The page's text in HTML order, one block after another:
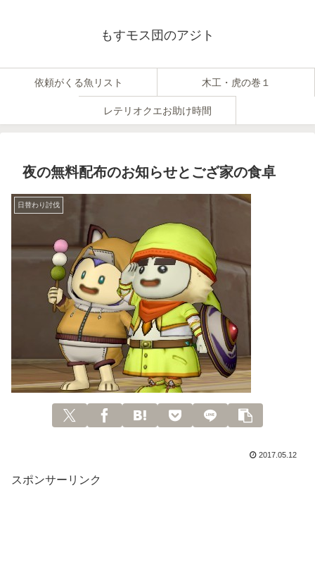
もすモス団のアジト
依頼がくる魚リスト 木工・虎の巻１
レテリオクエお助け時間
夜の無料配布のお知らせとござ家の食卓
日替わり討伐
2017.05.12
スポンサーリンク